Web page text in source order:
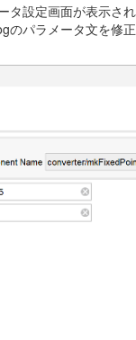
タ設定画面が表示さ
パラメータ文を修